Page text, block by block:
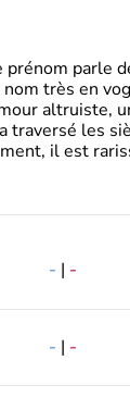
prénom parle
très en
altruiste,
traversé les
il est
- | -
- | -